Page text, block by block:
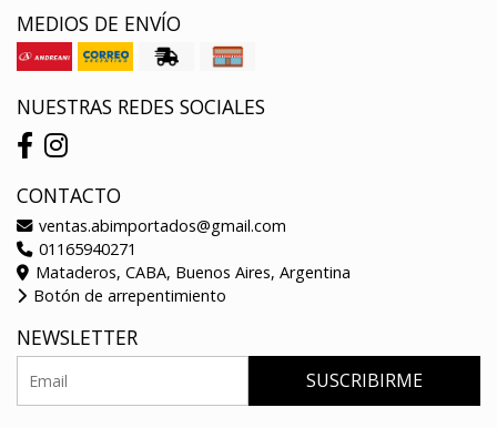
MEDIOS DE ENVÍO
NUESTRAS REDES SOCIALES
CONTACTO
ventas.abimportados@gmail.com
01165940271
Mataderos, CABA, Buenos Aires, Argentina
Botón de arrepentimiento
NEWSLETTER
SUSCRIBIRME